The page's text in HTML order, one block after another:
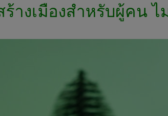
างเมืองสำหรับผู้คน